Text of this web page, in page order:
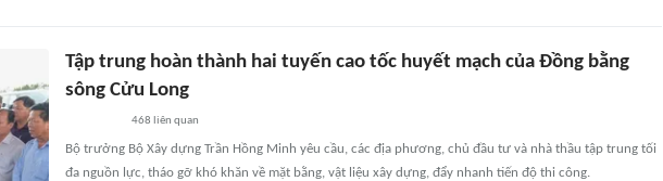
Tập trung hoàn thành hai tuyến cao tốc huyết mạch của Đồng bằng
sông Cửu Long
468 liên quan
Bộ trưởng Bộ Xây dựng Trần Hồng Minh yêu cầu, các địa phương, chủ đầu tư và nhà thầu tập trung tối
đa nguồn lực, tháo gỡ khó khăn về mặt bằng, vật liệu xây dựng, đẩy nhanh tiến độ thi công.